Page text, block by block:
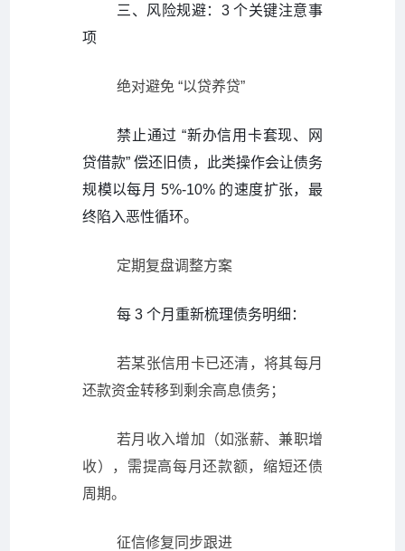
三、风险规避：3 个关键注意事
项
绝对避免 “以贷养贷”
禁止通过 “新办信用卡套现、网
贷借款” 偿还旧债，此类操作会让债务
规模以每月 5%-10% 的速度扩张，最
终陷入恶性循环。
定期复盘调整方案
每 3 个月重新梳理债务明细：
若某张信用卡已还清，将其每月
还款资金转移到剩余高息债务；
若月收入增加（如涨薪、兼职增
收），需提高每月还款额，缩短还债
周期。
征信修复同步跟进